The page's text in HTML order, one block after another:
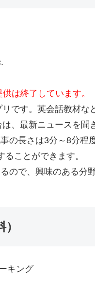
は終了しています。
です。英会話教材な
、最新ニュースを聞
の長さは3分～8分程
ことができます。
ので、興味のある分
キング